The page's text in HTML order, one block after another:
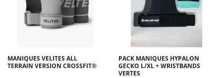
MANIQUES VELITES ALL
TERRAIN VERSION CROSSFIT®
PACK MANIQUES HYPALON
GECKO L/XL + WRISTBANDS
VERTES